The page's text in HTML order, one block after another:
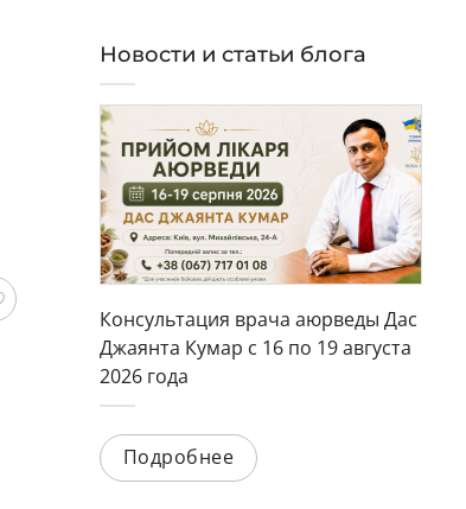
Новости и статьи блога
Консультация врача аюрведы Дас
Джаянта Кумар с 16 по 19 августа
2026 года
Подробнее
Сохранить